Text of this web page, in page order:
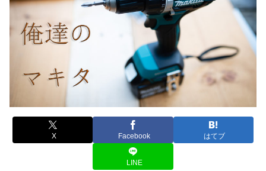
X Facebook はてブ
LINE